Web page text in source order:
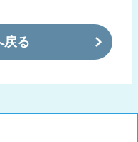
戻る